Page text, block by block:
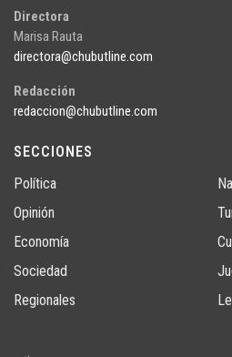
Directora
Marisa Rauta
directora@chubutline.com
Redacción
redaccion@chubutline.com
SECCIONES
Política
Opinión
Economía
Sociedad
Regionales